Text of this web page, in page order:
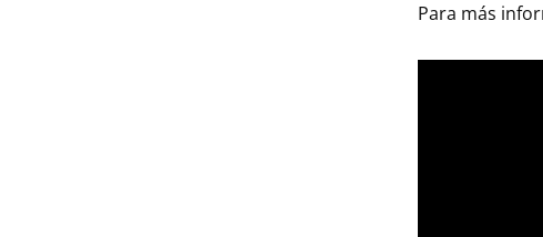
Para más